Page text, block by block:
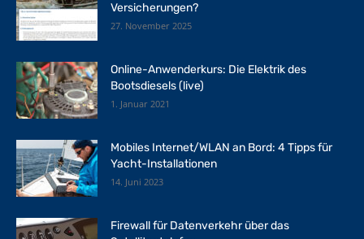
Versicherungen?
27. November 2025
Online-Anwenderkurs: Die Elektrik des
Bootsdiesels (live)
1. Januar 2021
Mobiles Internet/WLAN an Bord: 4 Tipps für
Yacht-Installationen
14. Juni 2023
Firewall für Datenverkehr über das